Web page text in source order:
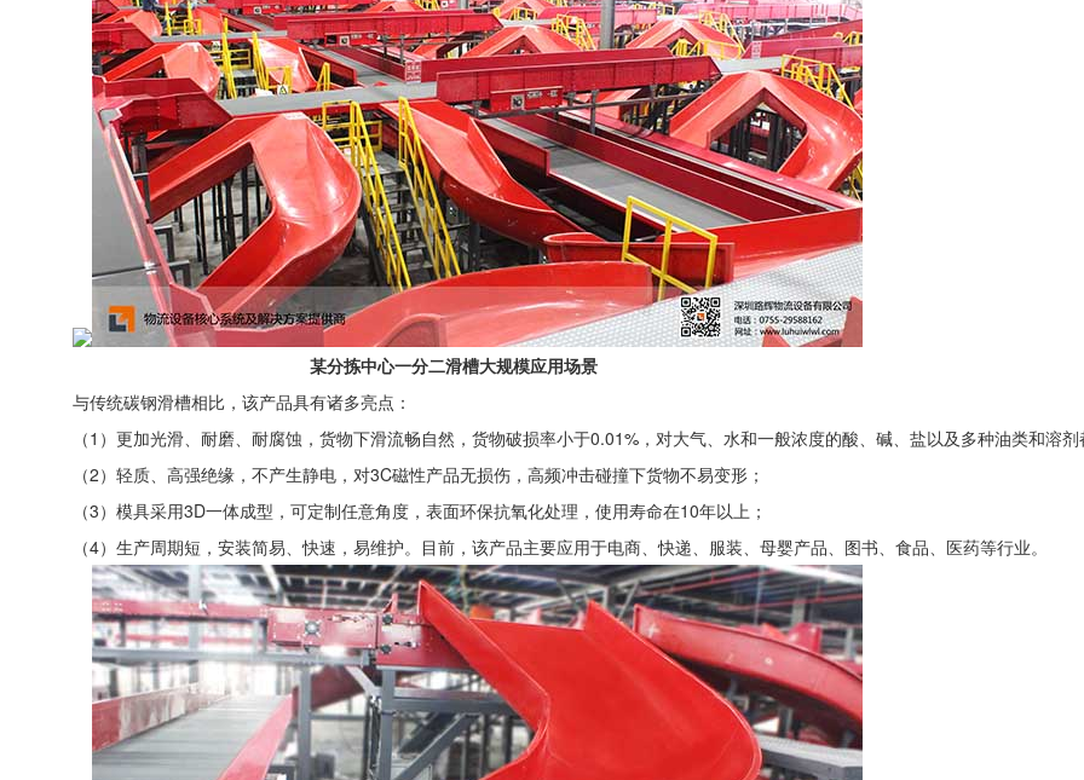
某分拣中心一分二滑槽大规模应用场景
与传统碳钢滑槽相比，该产品具有诸多亮点：
（1）更加光滑、耐磨、耐腐蚀，货物下滑流畅自然，货物破损率小于0.01%，对大气、水和一般浓度的酸、碱、盐以及多种油类和溶剂
（2）轻质、高强绝缘，不产生静电，对3C磁性产品无损伤，高频冲击碰撞下货物不易变形；
（3）模具采用3D一体成型，可定制任意角度，表面环保抗氧化处理，使用寿命在10年以上；
（4）生产周期短，安装简易、快速，易维护。目前，该产品主要应用于电商、快递、服装、母婴产品、图书、食品、医药等行业。